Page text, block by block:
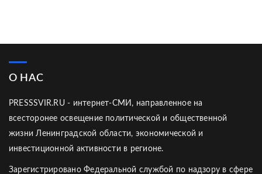
О НАС
PRESSSVIR.RU - интернет-СМИ, направленное на
всесторонее освещение политической и общественной
жизни Ленинградской области, экономической и
инвестиционной активности в регионе.
Зарегистрировано Федеральной службой по надзору в сфере